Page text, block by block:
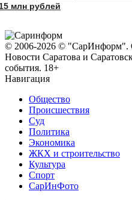
млн рублей
© 2006-2026 © "СарИнформ".
Новости Саратова и
события. 18+
Навигация
Общество
Происшествия
Суд
Политика
Экономика
ЖКХ и строительство
Культура
Спорт
СарИнФото